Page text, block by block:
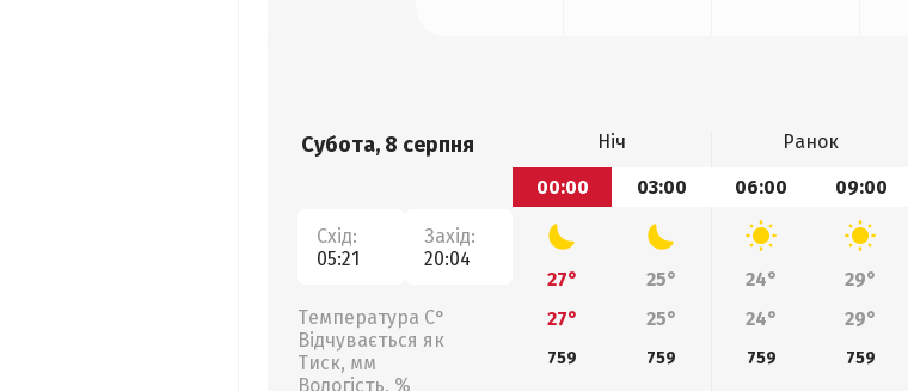
Субота, 8 серпня
Схід:
05:21
Захід:
20:04
Температура С°
Відчувається як
Тиск, мм
Вологість, %
Ніч Ранок
00:00
03:00 06:00 09:00
27° 25° 24° 29°
27°
25° 24° 29°
759 759 759 759